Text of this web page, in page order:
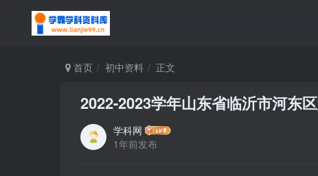
首页 初中资料 正文
2022-2023学年山东省临沂市河东
学科网
1年前发布